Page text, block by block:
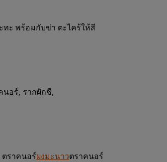
ทะ พร้อมกับข่า ตะไคร้ให้สี
นอร์, รากผักชี,
ราคนอร์ผงมะนาวตราคนอร์